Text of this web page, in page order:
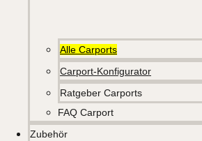
Alle Carports
Carport-Konfigurator
Ratgeber Carports
FAQ Carport
Zubehör